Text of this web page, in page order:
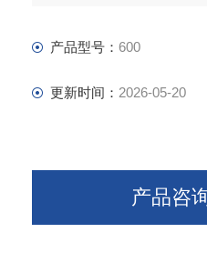
产品型号： 600
更新时间： 2026-05-20
产品咨